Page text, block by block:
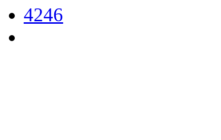
4246